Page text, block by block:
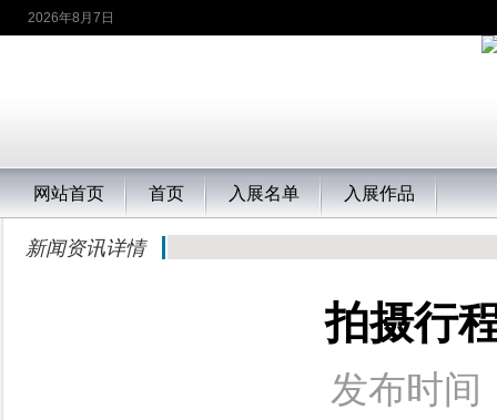
2026年8月7日
网站首页 首页 入展名单 入展作品
新闻资讯详情
拍摄行
发布时间